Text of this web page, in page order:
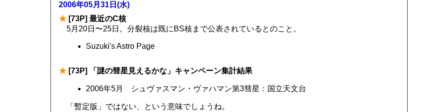
2006年05月31日(水)
★ [73P] 最近のC核
5月20日〜25日。分裂核は既にBS核まで公表されているとのこと。
Suzuki's Astro Page
★ [73P] 「謎の彗星見えるかな」キャンペーン集計結果
2006年5月 シュヴァスマン・ヴァハマン第3彗星：国立天文台
「暫定版」ではない、という意味でしょうね。